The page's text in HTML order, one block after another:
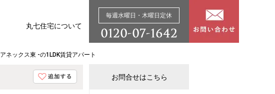
丸七住宅について
毎週水曜日・木曜日定休
アネックス東 -の1LDK賃貸アパート
お問合せはこちら